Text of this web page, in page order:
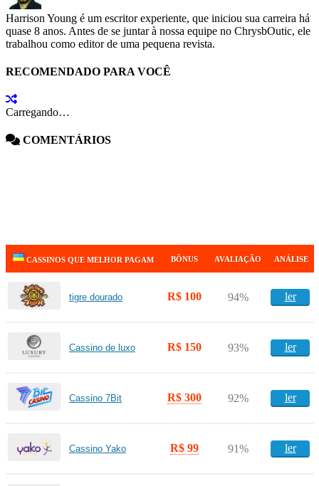
Harrison Young é um escritor experiente, que iniciou sua carreira há
quase 8 anos. Antes de se juntar à nossa equipe no ChrysbOutic, ele
trabalhou como editor de uma pequena revista.
RECOMENDADO PARA VOCÊ
Carregando…
COMENTÁRIOS
CASSINOS QUE MELHOR PAGAM BÔNUS AVALIAÇÃO ANÁLISE
tigre dourado R$ 100 94% ler
Cassino de luxo R$ 150 93% ler
Cassino 7Bit R$ 300 92% ler
Cassino Yako R$ 99 91% ler